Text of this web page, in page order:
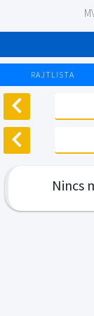
RAJTLISTA
Nincs